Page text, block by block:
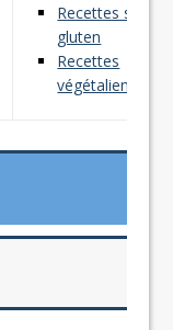
Recettes sans
gluten
Recettes
végétaliennes